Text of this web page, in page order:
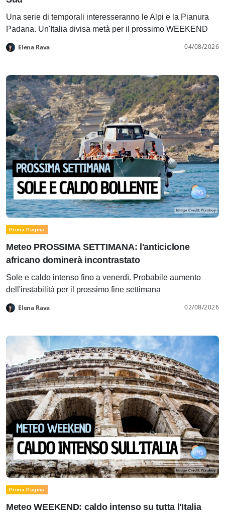
Una serie di temporali interesseranno le Alpi e la Pianura
Padana. Un'Italia divisa metà per il prossimo WEEKEND
Elena Rava 04/08/2026
Prima Pagina
Meteo PROSSIMA SETTIMANA: l'anticiclone
africano dominerà incontrastato
Sole e caldo intenso fino a venerdì. Probabile aumento
dell'instabilità per il prossimo fine settimana
Elena Rava 02/08/2026
Prima Pagina
Meteo WEEKEND: caldo intenso su tutta l'Italia